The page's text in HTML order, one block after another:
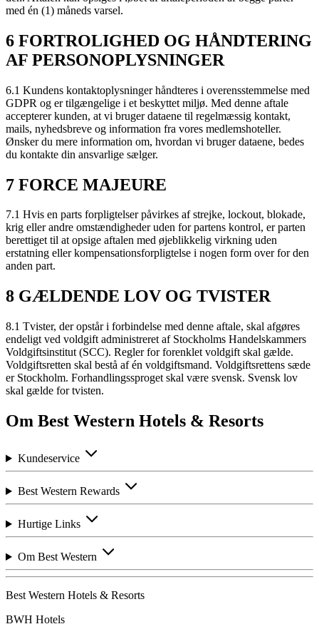
med én (1) måneds varsel.
6 FORTROLIGHED OG HÅNDTERING
AF PERSONOPLYSNINGER
6.1 Kundens kontaktoplysninger håndteres i overensstemmelse med
GDPR og er tilgængelige i et beskyttet miljø. Med denne aftale
accepterer kunden, at vi bruger dataene til regelmæssig kontakt,
mails, nyhedsbreve og information fra vores medlemshoteller.
Ønsker du mere information om, hvordan vi bruger dataene, bedes
du kontakte din ansvarlige sælger.
7 FORCE MAJEURE
7.1 Hvis en parts forpligtelser påvirkes af strejke, lockout, blokade,
krig eller andre omstændigheder uden for partens kontrol, er parten
berettiget til at opsige aftalen med øjeblikkelig virkning uden
erstatning eller kompensationsforpligtelse i nogen form over for den
anden part.
8 GÆLDENDE LOV OG TVISTER
8.1 Tvister, der opstår i forbindelse med denne aftale, skal afgøres
endeligt ved voldgift administreret af Stockholms Handelskammers
Voldgiftsinstitut (SCC). Regler for forenklet voldgift skal gælde.
Voldgiftsretten skal bestå af én voldgiftsmand. Voldgiftsrettens sæde
er Stockholm. Forhandlingssproget skal være svensk. Svensk lov
skal gælde for tvisten.
Om Best Western Hotels & Resorts
Kundeservice
Best Western Rewards
Hurtige Links
Om Best Western
Best Western Hotels & Resorts
BWH Hotels